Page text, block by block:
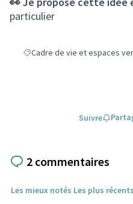
particulier
Filtrer les résultats de la
Cadre de vie et espaces
Suivre
2 commentaires
Les mieux notés Les plus récents